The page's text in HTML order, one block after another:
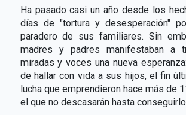
Ha pasado casi un año desde los
días de "tortura y desesperación"
paradero de sus familiares. Sin
madres y padres manifestaban a
miradas y voces una nueva
de hallar con vida a sus hijos, el fin
lucha que emprendieron hace más de
el que no descasarán hasta